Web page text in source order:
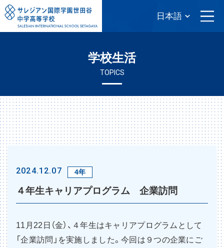
学校生活
TOPICS
2024.12.07 4年
４年生キャリアプログラム 企業訪問
11月22日（金）、４年生はキャリアプログラムとして
「企業訪問」を実施しました。今回は９つの企業にご